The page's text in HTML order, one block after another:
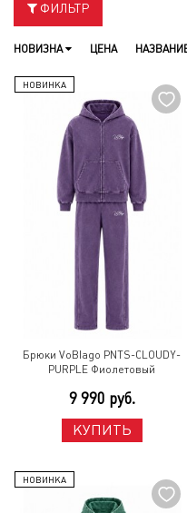
ФИЛЬТР
НОВИЗНА ЦЕНА
НОВИНКА
Брюки VoBlago PNTS-CLOUDY-
PURPLE Фиолетовый
9 990 руб.
КУПИТЬ
НОВИНКА